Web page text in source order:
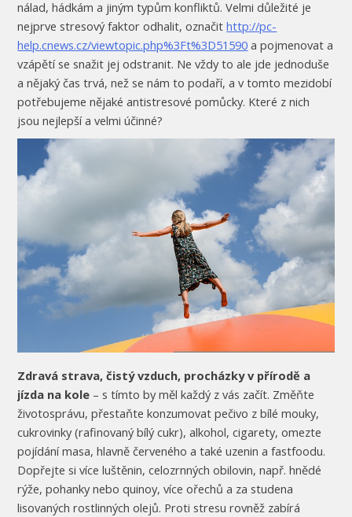
nálad, hádkám a jiným typům konfliktů. Velmi důležité je
nejprve stresový faktor odhalit, označithttp://pc-
help.cnews.cz/viewtopic.php%3Ft%3D51590 a pojmenovat a
vzápětí se snažit jej odstranit. Ne vždy to ale jde jednoduše
a nějaký čas trvá, než se nám to podaří, a v tomto mezidobí
potřebujeme nějaké antistresové pomůcky. Které z nich
jsou nejlepší a velmi účinné?
Zdravá strava, čistý vzduch, procházky v přírodě a
jízda na kole – s tímto by měl každý z vás začít. Změňte
životosprávu, přestaňte konzumovat pečivo z bílé mouky,
cukrovinky (rafinovaný bílý cukr), alkohol, cigarety, omezte
pojídání masa, hlavně červeného a také uzenin a fastfoodu.
Dopřejte si více luštěnin, celozrnných obilovin, např. hnědé
rýže, pohanky nebo quinoy, více ořechů a za studena
lisovaných rostlinných olejů. Proti stresu rovněž zabírá